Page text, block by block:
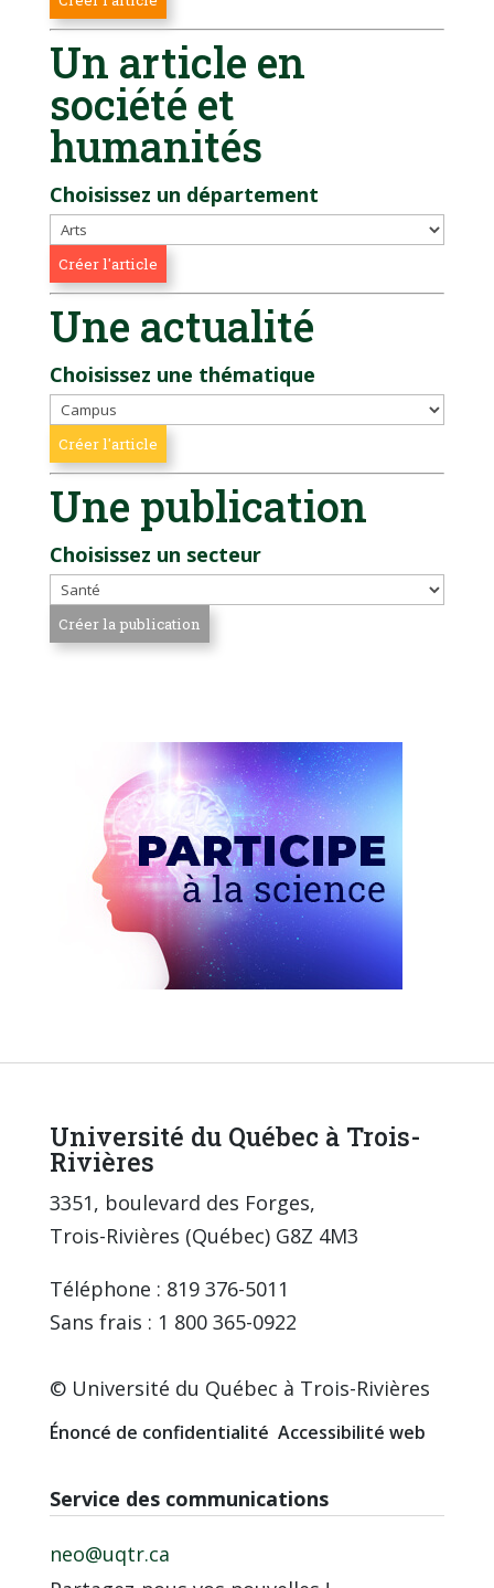
Un article en
société et
humanités
Choisissez un département
Une actualité
Choisissez une thématique
Une publication
Choisissez un secteur
Université du Québec à Trois-
Rivières
3351, boulevard des Forges,
Trois-Rivières (Québec) G8Z 4M3
Téléphone : 819 376-5011
Sans frais : 1 800 365-0922
© Université du Québec à Trois-Rivières
Énoncé de confidentialité Accessibilité web
Service des communications
neo@uqtr.ca